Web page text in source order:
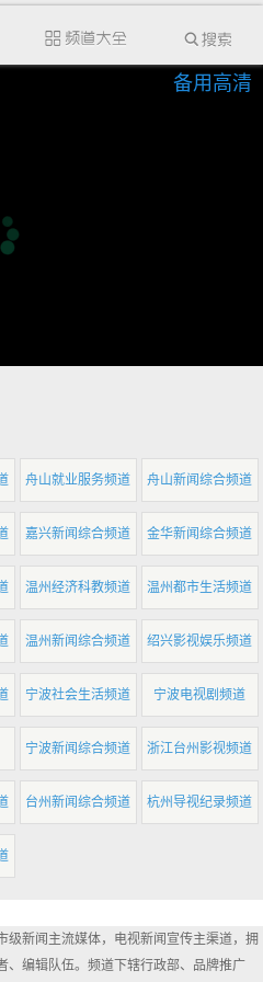
备用高清
舟山就业服务频道 舟山新闻综合频道
嘉兴新闻综合频道 金华新闻综合频道
温州经济科教频道 温州都市生活频道
温州新闻综合频道 绍兴影视娱乐频道
宁波社会生活频道 宁波电视剧频道
宁波新闻综合频道 浙江台州影视频道
台州新闻综合频道 杭州导视纪录频道
级新闻主流媒体，电视新闻宣传主渠道，拥
、编辑队伍。频道下辖行政部、品牌推广